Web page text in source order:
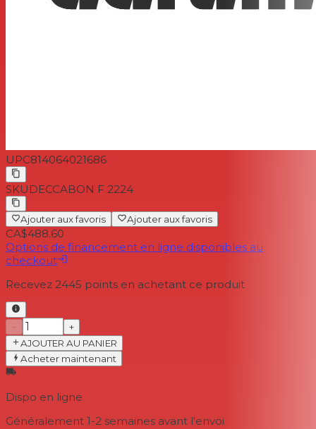
UPC814064021686
SKU DECCABON F 2224
Ajouter aux favoris Ajouter aux favoris
CA$488.60
Options de financement en ligne disponibles au
checkout
Recevez 2445 points en achetant ce produit
−
+
AJOUTER AU PANIER
Acheter maintenant
Dispo en ligne
Généralement 1-2 semaines avant l'envoi